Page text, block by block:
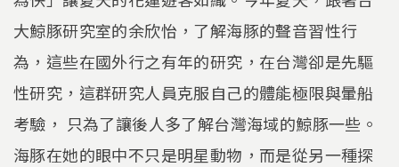
大鯨豚研究室的余欣怡，了解海豚的聲音習性行
為，這些在國外行之有年的研究，在台灣卻是先驅
性研究，這群研究人員克服自己的體能極限與暈船
考驗， 只為了讓後人多了解台灣海域的鯨豚一些。
海豚在她的眼中不只是明星動物，而是從另一種探